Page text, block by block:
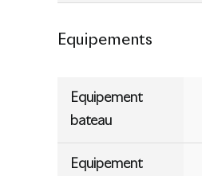
Equipements
Equipement
bateau
Equipement